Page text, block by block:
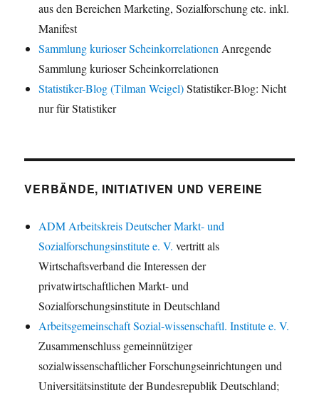
aus den Bereichen Marketing, Sozialforschung etc. inkl.
Manifest
Sammlung kurioser ScheinkorrelationenAnregende
Sammlung kurioser Scheinkorrelationen
Statistiker-Blog (Tilman Weigel)Statistiker-Blog: Nicht
nur für Statistiker
VERBÄNDE, INITIATIVEN UND VEREINE
ADM Arbeitskreis Deutscher Markt- und
Sozialforschungsinstitute e. V. vertritt als
Wirtschaftsverband die Interessen der
privatwirtschaftlichen Markt- und
Sozialforschungsinstitute in Deutschland
Arbeitsgemeinschaft Sozial-wissenschaftl. Institute e. V.
Zusammenschluss gemeinnütziger
sozialwissenschaftlicher Forschungseinrichtungen und
Universitätsinstitute der Bundesrepublik Deutschland;